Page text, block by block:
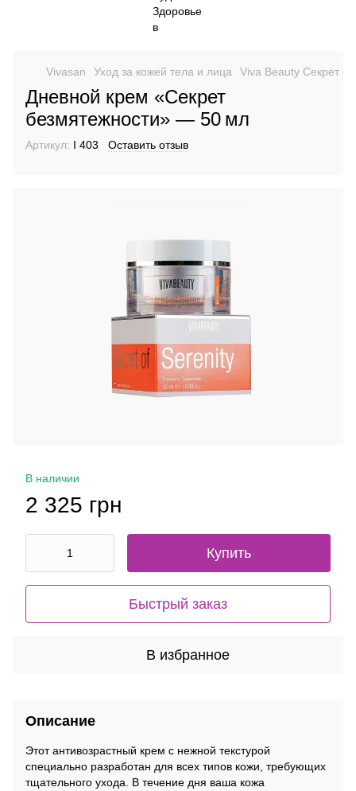
Vivasan Уход за кожей тела и лица Viva Beauty Секрет
Дневной крем «Секрет
безмятежности» — 50 мл
Артикул: I 403 Оставить отзыв
В наличии
2 325 грн
Купить
Быстрый заказ
В избранное
Описание
Этот антивозрастный крем с нежной текстурой
специально разработан для всех типов кожи, требующих
тщательного ухода. В течение дня ваша кожа